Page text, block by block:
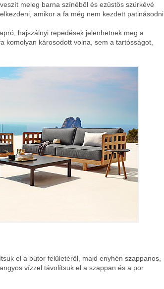
meleg barna színéből és ezüstös szürkévé
amikor a fa még nem kezdett patinásodni.
hajszálnyi repedések jelenhetnek meg a
komolyan károsodott volna, sem a tartósságot,
el a bútor felületéről, majd enyhén szappanos,
vízzel távolítsuk el a szappan és a por